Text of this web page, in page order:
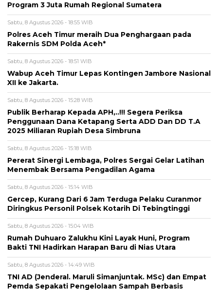
Program 3 Juta Rumah Regional Sumatera
Sabtu, 8 Agustus 2026 - 18:55 WIB
Polres Aceh Timur meraih Dua Penghargaan pada
Rakernis SDM Polda Aceh*
Sabtu, 8 Agustus 2026 - 18:51 WIB
Wabup Aceh Timur Lepas Kontingen Jambore Nasional
XII ke Jakarta.
Sabtu, 8 Agustus 2026 - 15:28 WIB
Publik Berharap Kepada APH,..!!! Segera Periksa
Penggunaan Dana Ketapang Serta ADD Dan DD T.A
2025 Miliaran Rupiah Desa Simbruna
Sabtu, 8 Agustus 2026 - 15:18 WIB
Pererat Sinergi Lembaga, Polres Sergai Gelar Latihan
Menembak Bersama Pengadilan Agama
Sabtu, 8 Agustus 2026 - 15:14 WIB
Gercep, Kurang Dari 6 Jam Terduga Pelaku Curanmor
Diringkus Personil Polsek Kotarih Di Tebingtinggi
Sabtu, 8 Agustus 2026 - 15:04 WIB
Rumah Duhuaro Zalukhu Kini Layak Huni, Program
Bakti TNI Hadirkan Harapan Baru di Nias Utara
Sabtu, 8 Agustus 2026 - 14:49 WIB
TNI AD (Jenderal. Maruli Simanjuntak. MSc) dan Empat
Pemda Sepakati Pengelolaan Sampah Berbasis